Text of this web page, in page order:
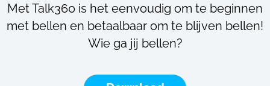
Met Talk360 is het eenvoudig om te beginnen
met bellen en betaalbaar om te blijven bellen!
Wie ga jij bellen?